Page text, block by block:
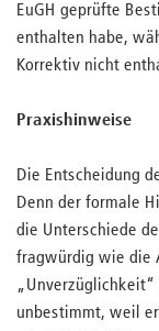
EuGH geprüfte
enthalten habe,
Korrektiv nicht
Praxishinweise
Die Entscheidung
Denn der formale
die Unterschiede
fragwürdig wie die
unbestimmt, weil